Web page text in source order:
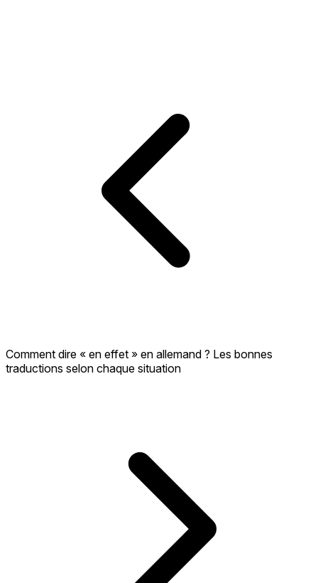
Comment dire « en effet » en allemand ? Les bonnes
traductions selon chaque situation